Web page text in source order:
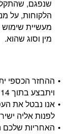
שנפגם,
הלקוחות, על
מעשיית שימוש
מין וסוג שהוא.
ההחזר הכספי
ויתבצע בתוך 14 ימי עסקים מרגע החזרתו.
אנו נבטל את
לפנות אליה
האחריות שלכם